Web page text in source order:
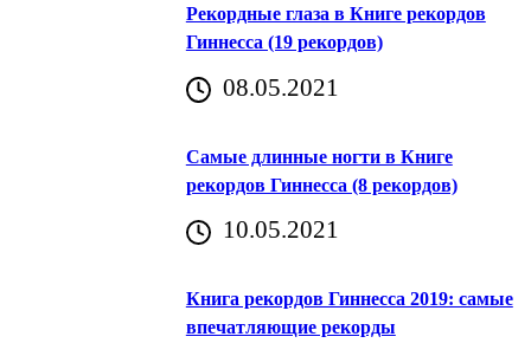
Рекордные глаза в Книге рекордов
Гиннесса (19 рекордов)
08.05.2021
Самые длинные ногти в Книге
рекордов Гиннесса (8 рекордов)
10.05.2021
Книга рекордов Гиннесса 2019: самые
впечатляющие рекорды